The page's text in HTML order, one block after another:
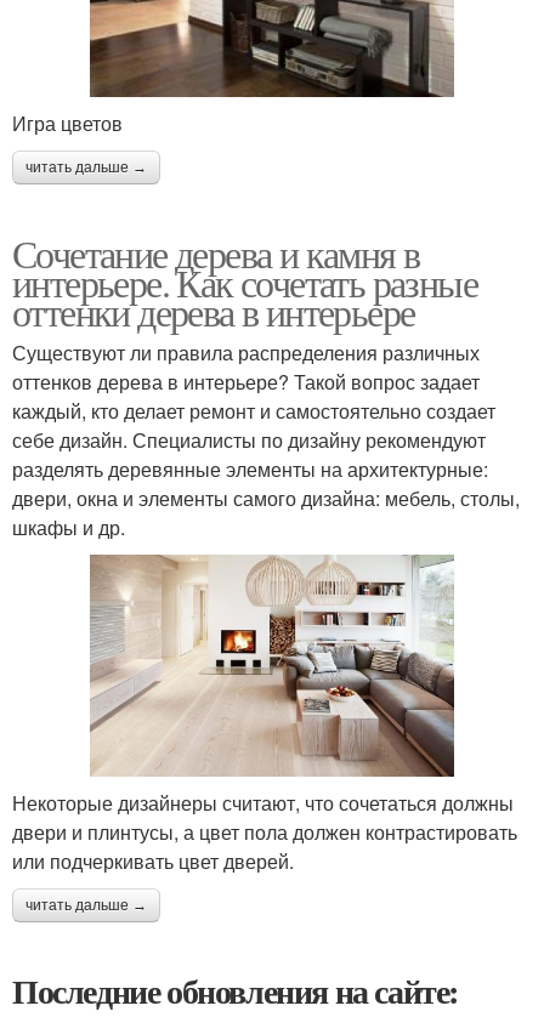
Игра цветов
читать дальше →
Сочетание дерева и камня в
интерьере. Как сочетать разные
оттенки дерева в интерьере
Существуют ли правила распределения различных
оттенков дерева в интерьере? Такой вопрос задает
каждый, кто делает ремонт и самостоятельно создает
себе дизайн. Специалисты по дизайну рекомендуют
разделять деревянные элементы на архитектурные:
двери, окна и элементы самого дизайна: мебель, столы,
шкафы и др.
Некоторые дизайнеры считают, что сочетаться должны
двери и плинтусы, а цвет пола должен контрастировать
или подчеркивать цвет дверей.
читать дальше →
Последние обновления на сайте: